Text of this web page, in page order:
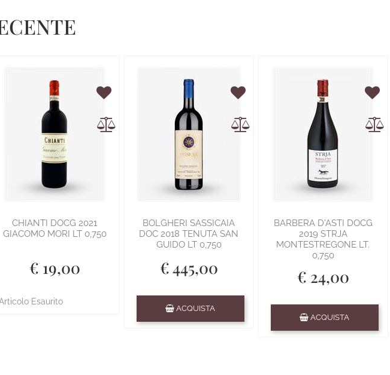
CHIANTI DOCG 2021
GIACOMO MORI LT 0,750
€ 19,00
Esaurito
BOLGHERI SASSICAIA
DOC 2018 TENUTA SAN
GUIDO LT 0,750
€ 445,00
ACQUISTA
BARBERA D'ASTI DOCG
2019 STRJA
MONTESTREGONE LT.
0,750
€ 24,00
ACQUISTA